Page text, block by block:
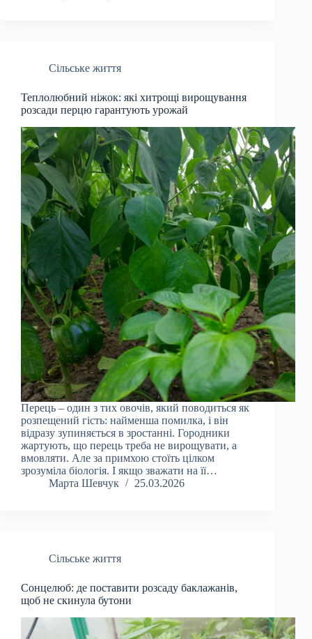
Сільське життя
Теплолюбний ніжок: які хитрощі вирощування
розсади перцю гарантують урожай
Перець – один з тих овочів, який поводиться як
розпещений гість: найменша помилка, і він
відразу зупиняється в зростанні. Городники
жартують, що перець треба не вирощувати, а
вмовляти. Але за примхою стоїть цілком
зрозуміла біологія. І якщо зважати на її…
Марта Шевчук
25.03.2026
Сільське життя
Сонцелюб: де поставити розсаду баклажанів,
щоб не скинула бутони